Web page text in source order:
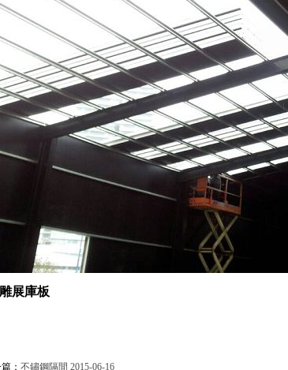
展庫板
： 不鏽鋼隔間 2015-06-16